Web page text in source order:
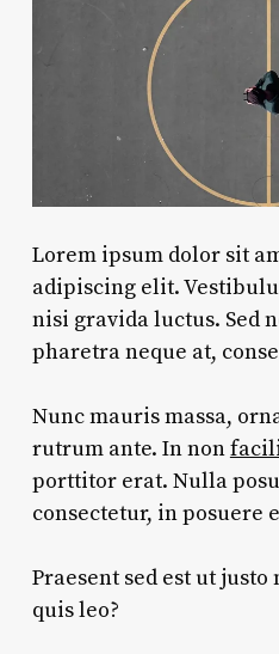
Lorem ipsum dolor sit
adipiscing elit.
nisi gravida luctus. Sed
pharetra neque at,
Nunc mauris massa,
rutrum ante. In non
porttitor erat. Nulla
consectetur, in posuere
Praesent sed est ut
quis leo?